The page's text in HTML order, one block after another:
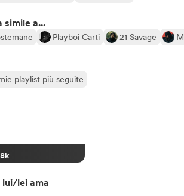
simile a...
Playboi Carti 21 Savage
playlist più seguite
lei ama